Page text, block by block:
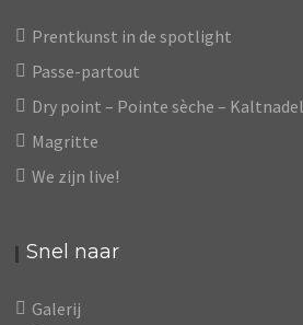
Prentkunst in de spotlight
Passe-partout
Dry point – Pointe sèche – Kaltnadel
Magritte
We zijn live!
Snel naar
Galerij